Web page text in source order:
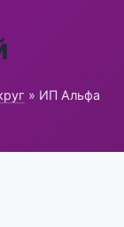
» ИП Альфа